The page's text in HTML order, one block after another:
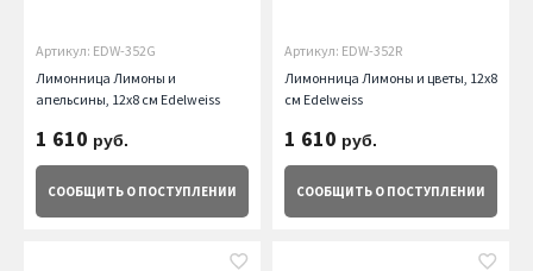
Артикул: EDW-352G
Лимонница Лимоны и
апельсины, 12х8 см Edelweiss
1 610 руб.
СООБЩИТЬ О ПОСТУПЛЕНИИ
Артикул: EDW-352R
Лимонница Лимоны и цветы, 12х8
см Edelweiss
1 610 руб.
СООБЩИТЬ О ПОСТУПЛЕНИИ